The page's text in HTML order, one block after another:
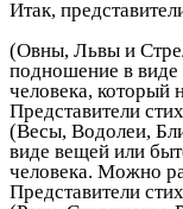
Итак,
(Овны, Львы и
подношение в
человека, который
Представители
(Весы, Водолеи,
виде вещей или
человека. Можно
Представители